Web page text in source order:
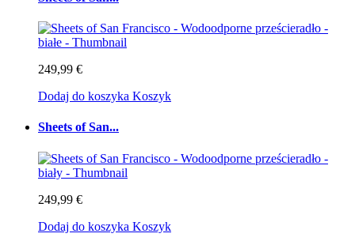
249,99 €
Dodaj do koszyka Koszyk
Sheets of San...
249,99 €
Dodaj do koszyka Koszyk